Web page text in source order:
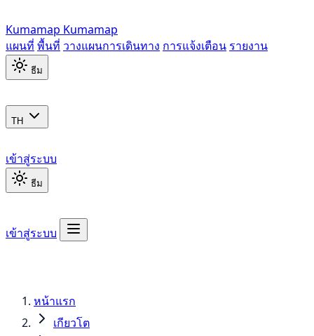
Kumamap Kumamap
แผนที่ พื้นที่ วางแผนการเดินทาง การแจ้งเตือน รายงาน
ธีม
TH
เข้าสู่ระบบ
ธีม
เข้าสู่ระบบ
หน้าแรก
เกียวโต